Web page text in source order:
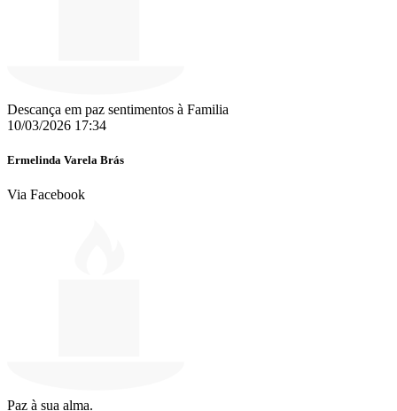
Descança em paz sentimentos à Familia
10/03/2026 17:34
Ermelinda Varela Brás
Via Facebook
Paz à sua alma.